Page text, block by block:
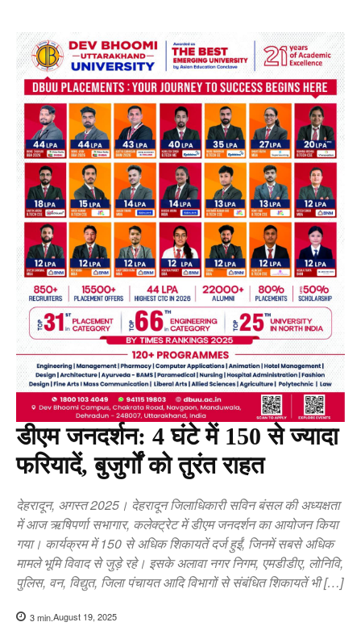
डीएम जनदर्शन: 4 घंटे में 150 से ज्यादा
फरियादें, बुजुर्गों को तुरंत राहत
देहरादून, अगस्त 2025। देहरादून जिलाधिकारी सविन बंसल की अध्यक्षता
में आज ऋषिपर्णा सभागार, कलेक्ट्रेट में डीएम जनदर्शन का आयोजन किया
गया। कार्यक्रम में 150 से अधिक शिकायतें दर्ज हुईं, जिनमें सबसे अधिक
मामले भूमि विवाद से जुड़े रहे। इसके अलावा नगर निगम, एमडीडीए, लोनिवि,
पुलिस, वन, विद्युत, जिला पंचायत आदि विभागों से संबंधित शिकायतें भी […]
3min.August 19, 2025